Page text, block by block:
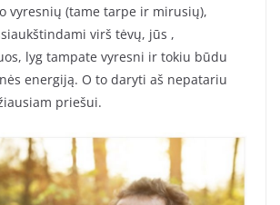
vyresnių (tame tarpe ir mirusių),
virš tėvų, jūs ,
lyg tampate vyresni ir tokiu būdu
energiją. O to daryti aš nepatariu
priešui.